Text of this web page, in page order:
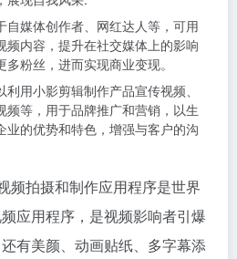
自媒体创作者、网红达人等，可用
频内容，提升在社交媒体上的影响
粉丝，进而实现商业变现。
利用小影剪辑制作产品宣传视频、
频等，用于品牌推广和营销，以生
业的优势和特色，增强与客户的沟
频拍摄和制作应用程序是世界
应用程序，是视频影响者引爆
有美颜、动画贴纸、多字幕添